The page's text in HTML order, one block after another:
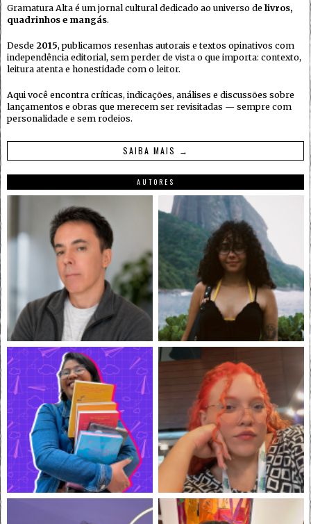
Gramatura Alta é um jornal cultural dedicado ao universo de livros,
quadrinhos e mangás.
Desde 2015, publicamos resenhas autorais e textos opinativos com
independência editorial, sem perder de vista o que importa: contexto,
leitura atenta e honestidade com o leitor.
Aqui você encontra críticas, indicações, análises e discussões sobre
lançamentos e obras que merecem ser revisitadas — sempre com
personalidade e sem rodeios.
SAIBA MAIS →
AUTORES